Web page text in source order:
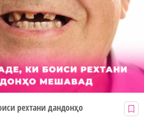
рехтани дандонҳо